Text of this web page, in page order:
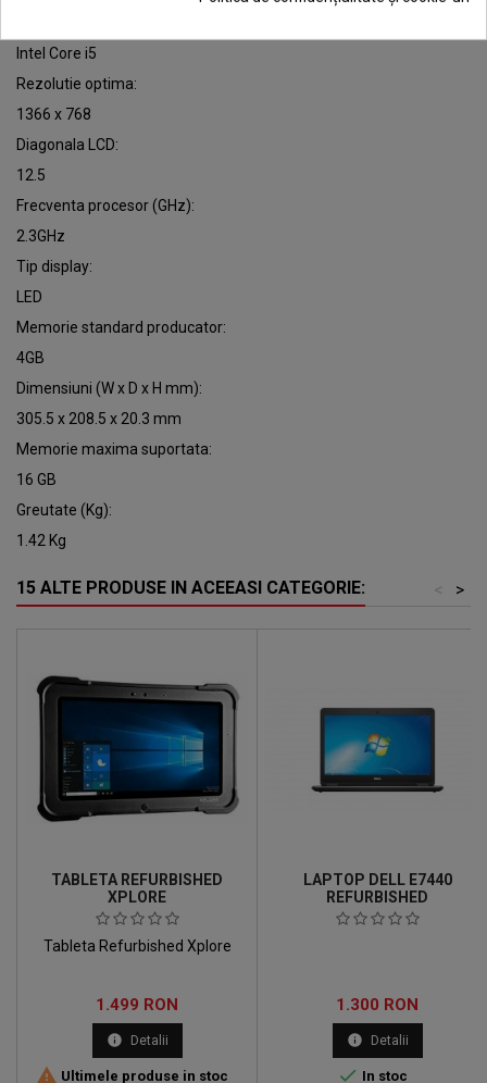
Intel Core i5
Rezolutie optima:
1366 x 768
Diagonala LCD:
12.5
Frecventa procesor (GHz):
2.3GHz
Tip display:
LED
Memorie standard producator:
4GB
Dimensiuni (W x D x H mm):
305.5 x 208.5 x 20.3 mm
Memorie maxima suportata:
16 GB
Greutate (Kg):
1.42 Kg
15 ALTE PRODUSE IN ACEEASI CATEGORIE: >
<
TABLETA REFURBISHED
XPLORE
Tableta Refurbished Xplore
Pret
1.499 RON
info Detalii
 Ultimele produse in stoc
LAPTOP DELL E7440
REFURBISHED
Pret
1.300 RON
info Detalii
 In stoc